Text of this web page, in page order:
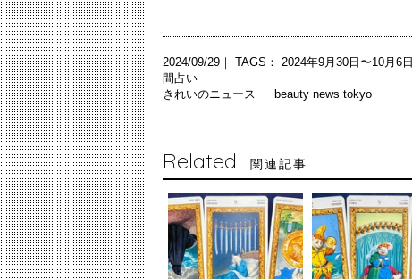
2024/09/29｜ TAGS： 2024年9月30日〜10月6日
間占い
きれいのニュース ｜
beauty news tokyo
Related 関連記事